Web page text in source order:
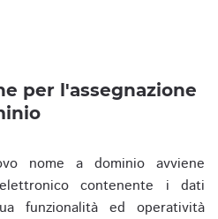
per l'assegnazione
nome a dominio avviene
contenente i dati
funzionalità ed operatività